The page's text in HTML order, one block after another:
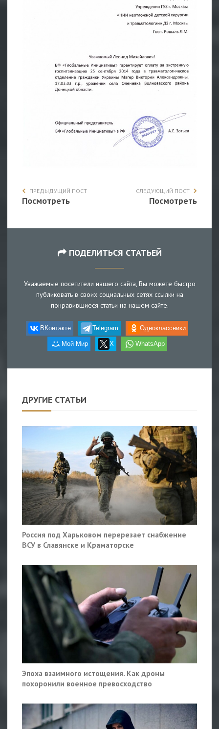
ПРЕДЫДУЩИЙ ПОСТ
Посмотреть
СЛЕДУЮЩИЙ ПОСТ
Посмотреть
ПОДЕЛИТЬСЯ СТАТЬЕЙ
Уважаемые посетители нашего сайта, Вы можете быстро
публиковать в своих социальных сетях ссылки на
понравившиеся статьи на нашем сайте.
ВКонтакте Telegram Одноклассники
Мой Мир X WhatsApp
ДРУГИЕ СТАТЬИ
Россия под Харьковом перерезает снабжение
ВСУ в Славянске и Краматорске
Эпоха взаимного истощения. Как дроны
похоронили военное превосходство